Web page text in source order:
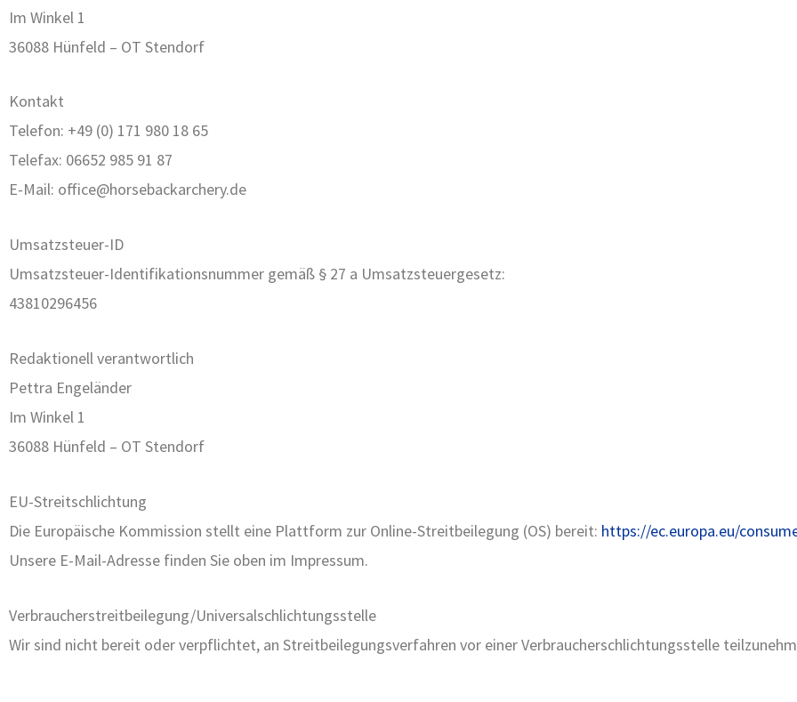
Im Winkel 1
36088 Hünfeld – OT Stendorf
Kontakt
Telefon: +49 (0) 171 980 18 65
Telefax: 06652 985 91 87
E-Mail: office@horsebackarchery.de
Umsatzsteuer-ID
Umsatzsteuer-Identifikationsnummer gemäß § 27 a Umsatzsteuergesetz:
43810296456
Redaktionell verantwortlich
Pettra Engeländer
Im Winkel 1
36088 Hünfeld – OT Stendorf
EU-Streitschlichtung
Die Europäische Kommission stellt eine Plattform zur Online-Streitbeilegung (OS) bereit: https://ec.europa.eu/
Unsere E-Mail-Adresse finden Sie oben im Impressum.
Verbraucher­streit­beilegung/Universal­schlichtungs­stelle
Wir sind nicht bereit oder verpflichtet, an Streitbeilegungsverfahren vor einer Verbraucherschlichtungsstelle